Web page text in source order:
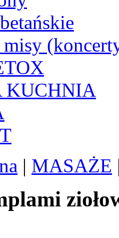
KUCHNIA
| MASAŻE